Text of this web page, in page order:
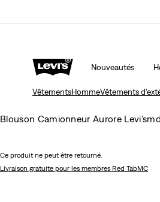
Nouveautés
VêtementsHommeVêtements
Blouson Camionneur Aurore
Ce produit ne peut être retourné.
Livraison gratuite pour les membres Red TabMC